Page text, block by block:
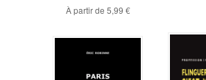
À partir de 5,99 €